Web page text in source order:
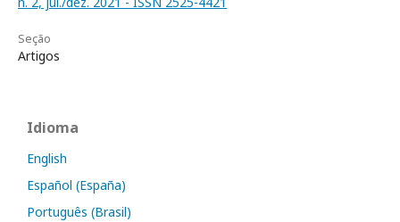
Seção
Artigos
Idioma
English
Español (España)
Português (Brasil)